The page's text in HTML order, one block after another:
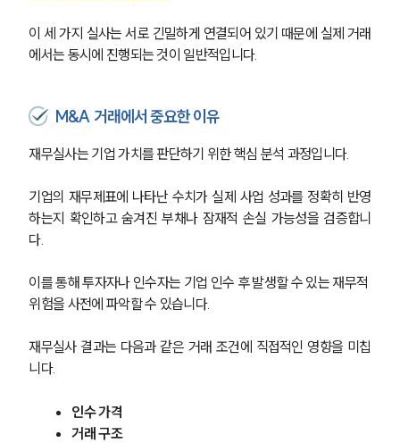
이 세 가지 실사는 서로 긴밀하게 연결되어 있기 때문에 실제 거래
에서는 동시에 진행되는 것이 일반적입니다.
M&A 거래에서 중요한 이유
재무실사는 기업 가치를 판단하기 위한 핵심 분석 과정입니다.
기업의 재무제표에 나타난 수치가 실제 사업 성과를 정확히 반영
하는지 확인하고 숨겨진 부채나 잠재적 손실 가능성을 검증합니
다.
이를 통해 투자자나 인수자는 기업 인수 후 발생할 수 있는 재무적
위험을 사전에 파악할 수 있습니다.
재무실사 결과는 다음과 같은 거래 조건에 직접적인 영향을 미칩
니다.
인수 가격
거래 구조